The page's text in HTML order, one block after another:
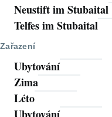
Neustift im Stubaital
Telfes im Stubaital
Zařazení
Ubytování
Zima
Léto
Ubytování